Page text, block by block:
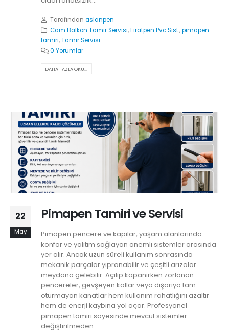
Tarafından aslanpen
Cam Balkon Tamir Servisi,Fıratpen Pvc Sist.,pimapen
tamiri,Tamir Servisi
0 Yorumlar
DAHA FAZLA OKU...
22
May
Pimapen Tamiri ve Servisi
Pimapen pencere ve kapılar, yaşam alanlarında
konfor ve yalıtım sağlayan önemli sistemler arasında
yer alır. Ancak uzun süreli kullanım sonrasında
mekanik parçalar yıpranabilir ve çeşitli arızalar
meydana gelebilir. Açılıp kapanırken zorlanan
pencereler, gevşeyen kollar veya dışarıya tam
oturmayan kanatlar hem kullanım rahatlığını azaltır
hem de enerji kaybına yol açar. Profesyonel
pimapen tamiri sayesinde mevcut sistemler
değiştirilmeden...